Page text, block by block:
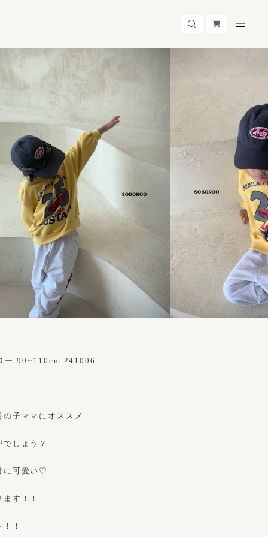
ー 90~110cm 241006
子ママにオススメ
しょう？
に可愛い♡
す！！
！